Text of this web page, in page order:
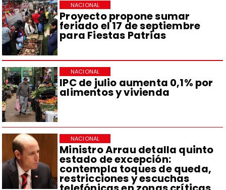
Proyecto propone sumar
feriado el 17 de septiembre
para Fiestas Patrias
NACIONAL
IPC de julio aumenta 0,1% por
alimentos y vivienda
NACIONAL
Ministro Arrau detalla quinto
estado de excepción:
contempla toques de queda,
restricciones y escuchas
NACIONAL